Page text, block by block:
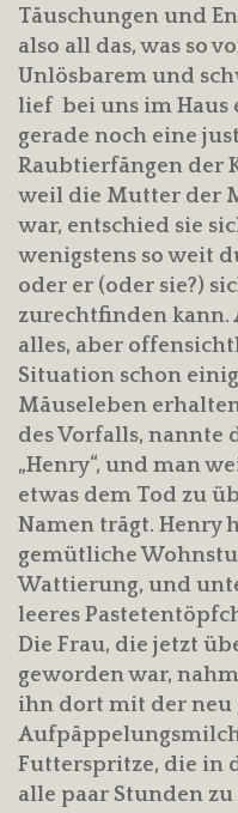
Täuschungen und
also all das, was so
Unlösbarem und
lief bei uns im Haus
gerade noch eine
Raubtierfängen der
weil die Mutter der
war, entschied sie
wenigstens so weit
oder er (oder sie?)
zurechtfinden kann.
alles, aber
Situation schon
Mäuseleben
des Vorfalls, nannte
„Henry“, und man
etwas dem Tod zu
Namen trägt. Henry
gemütliche
Wattierung, und
leeres
Die Frau, die jetzt
geworden war,
ihn dort mit der neu
Futterspritze, die in
alle paar Stunden